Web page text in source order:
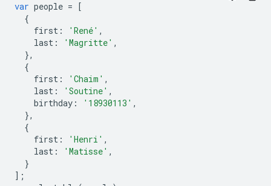
var people =
[
{
first : 'René' ,
last : 'Magritte' ,
},
{
first : 'Chaim' ,
last : 'Soutine' ,
birthday : '18930113' ,
},
{
first : 'Henri' ,
last : 'Matisse' ,
}
];